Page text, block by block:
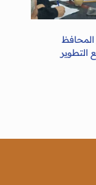
التطوير